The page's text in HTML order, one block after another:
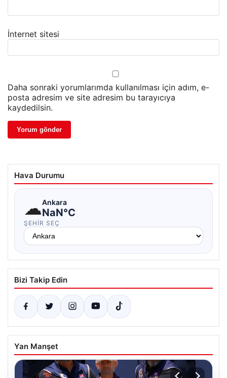
İnternet sitesi
Daha sonraki yorumlarımda kullanılması için adım, e-
posta adresim ve site adresim bu tarayıcıya
kaydedilsin.
Hava Durumu
☁Ankara
NaN°C
ŞEHIR SEÇ
Bizi Takip Edin
Yan Manşet